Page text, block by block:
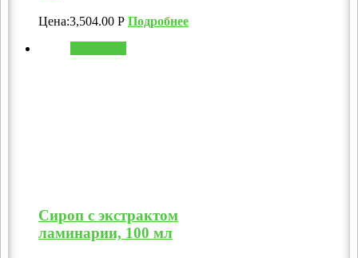
Цена:3,504.00 Р Подробнее
Сироп с экстрактом
ламинарии, 100 мл